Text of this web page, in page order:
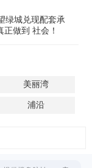
绿城兑现配套承
做到 社会！
美丽湾
浦沿